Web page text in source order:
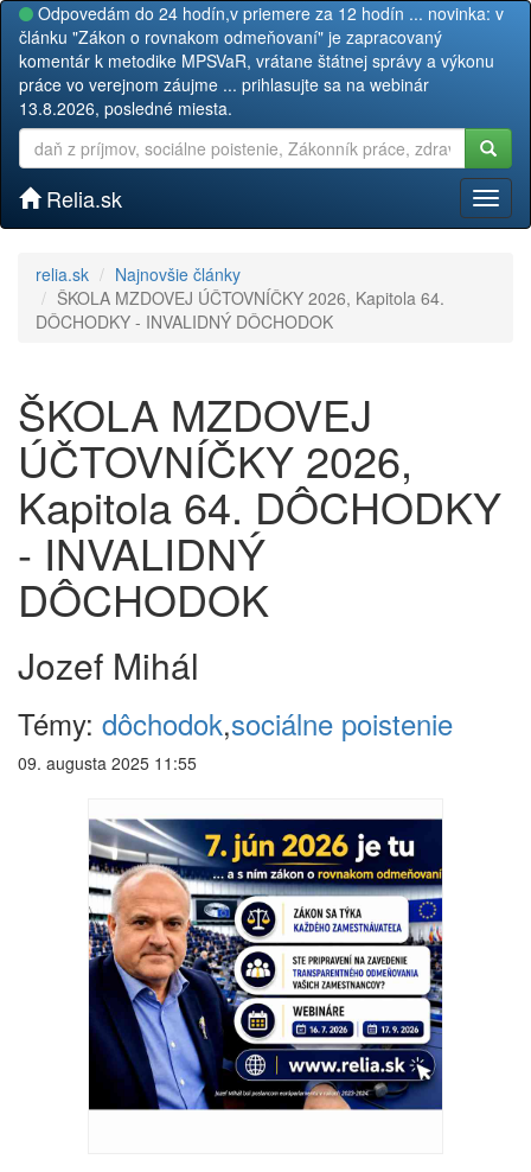
Odpovedám do 24 hodín,v priemere za 12 hodín ... novinka: v
článku "Zákon o rovnakom odmeňovaní" je zapracovaný
komentár k metodike MPSVaR, vrátane štátnej správy a výkonu
práce vo verejnom záujme ... prihlasujte sa na webinár
13.8.2026, posledné miesta.
Relia.sk
relia.sk
Najnovšie články
ŠKOLA MZDOVEJ ÚČTOVNÍČKY 2026, Kapitola 64.
DÔCHODKY - INVALIDNÝ DÔCHODOK
ŠKOLA MZDOVEJ
ÚČTOVNÍČKY 2026,
Kapitola 64. DÔCHODKY
- INVALIDNÝ
DÔCHODOK
Jozef Mihál
Témy: dôchodok,sociálne poistenie
09. augusta 2025 11:55